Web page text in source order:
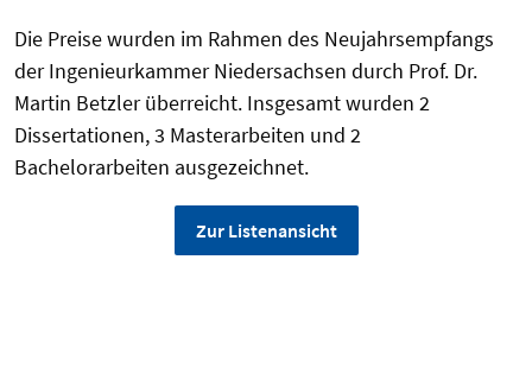
Die Preise wurden im Rahmen des Neujahrsempfangs
der Ingenieurkammer Niedersachsen durch Prof. Dr.
Martin Betzler überreicht. Insgesamt wurden 2
Dissertationen, 3 Masterarbeiten und 2
Bachelorarbeiten ausgezeichnet.
Zur Listenansicht